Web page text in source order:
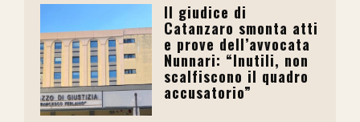
Il giudice di
Catanzaro smonta atti
e prove dell’avvocata
Nunnari: “Inutili, non
scalfiscono il quadro
accusatorio”